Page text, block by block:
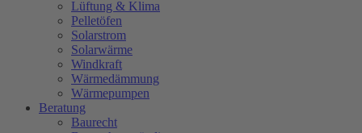
Lüftung & Klima
Pelletöfen
Solarstrom
Solarwärme
Windkraft
Wärmedämmung
Wärmepumpen
Beratung
Baurecht